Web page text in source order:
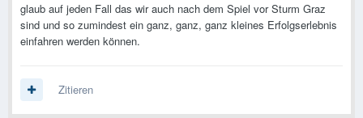
glaub auf jeden Fall das wir auch nach dem Spiel vor Sturm Graz
sind und so zumindest ein ganz, ganz, ganz kleines Erfolgserlebnis
einfahren werden können.
Zitieren